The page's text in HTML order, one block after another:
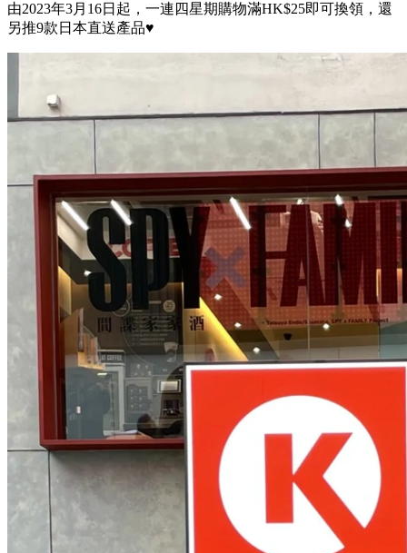
由2023年3月16日起，一連四星期購物滿HK$25即可換領，還
另推9款日本直送產品♥️